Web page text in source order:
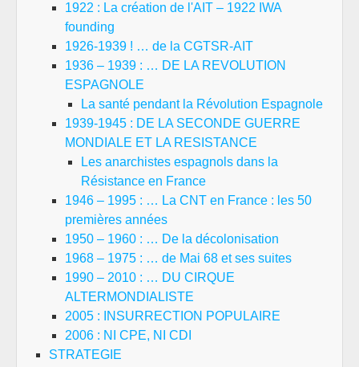
1922 : La création de l'AIT – 1922 IWA
founding
1926-1939 ! … de la CGTSR-AIT
1936 – 1939 : … DE LA REVOLUTION
ESPAGNOLE
La santé pendant la Révolution Espagnole
1939-1945 : DE LA SECONDE GUERRE
MONDIALE ET LA RESISTANCE
Les anarchistes espagnols dans la
Résistance en France
1946 – 1995 : … La CNT en France : les 50
premières années
1950 – 1960 : … De la décolonisation
1968 – 1975 : … de Mai 68 et ses suites
1990 – 2010 : … DU CIRQUE
ALTERMONDIALISTE
2005 : INSURRECTION POPULAIRE
2006 : NI CPE, NI CDI
STRATEGIE